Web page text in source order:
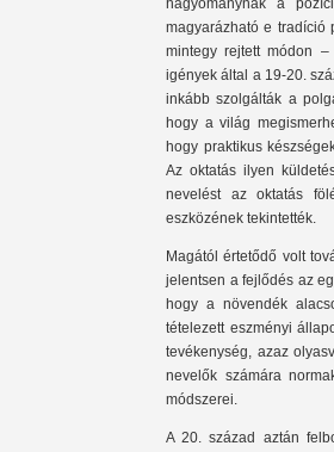
hagyománynak a
magyarázható e tradíció
mintegy rejtett módon
igények által a 19-20.
inkább szolgálták a
hogy a világ
hogy praktikus
Az oktatás ilyen
nevelést az oktatás
eszközének tekintették.
Magától értetődő volt
jelentsen a fejlődés az
hogy a növendék
tételezett eszményi
tevékenység, azaz
nevelők számára
módszerei.
A 20. század aztán